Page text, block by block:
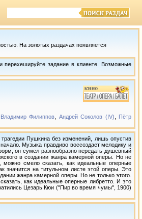
На золотых раздачах появляется
перехешируйте задание в клиенте. Возможные
Владимир Филиппов Андрей Соколов (IV)
Пётр
Пушкина без изменений, лишь опустив
Музыка правдиво воссоздает мелодику и
он сумел разнообразно передать душевный
в создании жанра камерной оперы. Но не
можно смело сказать, как идеальные оперные
значится на титульном листе этой оперы. Это
жанра камерной оперы. Но не только этого.
как идеальные оперные либретто. И это
Цезарь Кюи ("Пир во время чумы", 1900)